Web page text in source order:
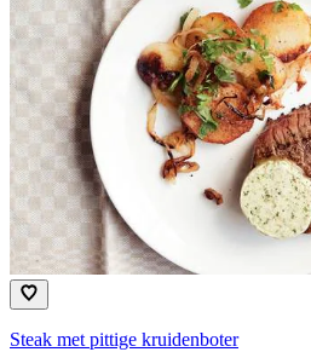
Steak met pittige kruidenboter